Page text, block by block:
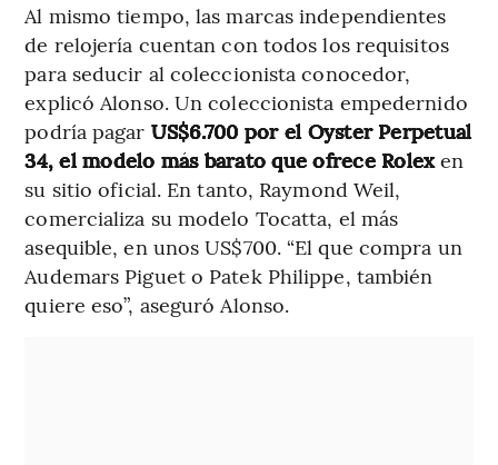
Al mismo tiempo, las marcas independientes
de relojería cuentan con todos los requisitos
para seducir al coleccionista conocedor,
explicó Alonso. Un coleccionista empedernido
podría pagar US$6.700 por el Oyster Perpetual
34, el modelo más barato que ofrece Rolexen
su sitio oficial. En tanto, Raymond Weil,
comercializa su modelo Tocatta, el más
asequible, en unos US$700. “El que compra un
Audemars Piguet o Patek Philippe, también
quiere eso”, aseguró Alonso.